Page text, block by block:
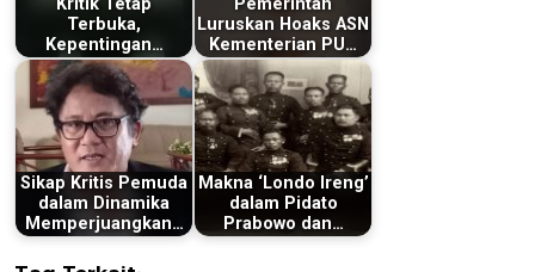
Kritik Tetap
Terbuka,
Kepentingan…
Pemerintah
Luruskan Hoaks ASN
Kementerian PU…
Sikap Kritis Pemuda
dalam Dinamika
Memperjuangkan…
Makna ‘Londo Ireng’
dalam Pidato
Prabowo dan…